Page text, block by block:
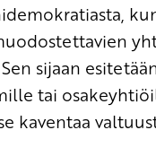
sijaan
tai
kaventaa